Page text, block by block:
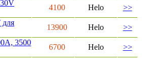
4100 Helo
>>
13900 Helo
>>
3500
6700 Helo >>